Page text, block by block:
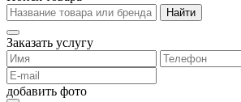
Найти
Заказать услугу
добавить фото